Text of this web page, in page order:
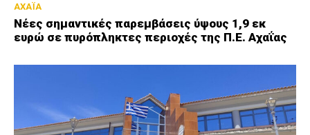
ΑΧΑΪΑ
Νέες σημαντικές παρεμβάσεις ύψους 1,9 εκ
ευρώ σε πυρόπληκτες περιοχές της Π.Ε. Αχαΐας